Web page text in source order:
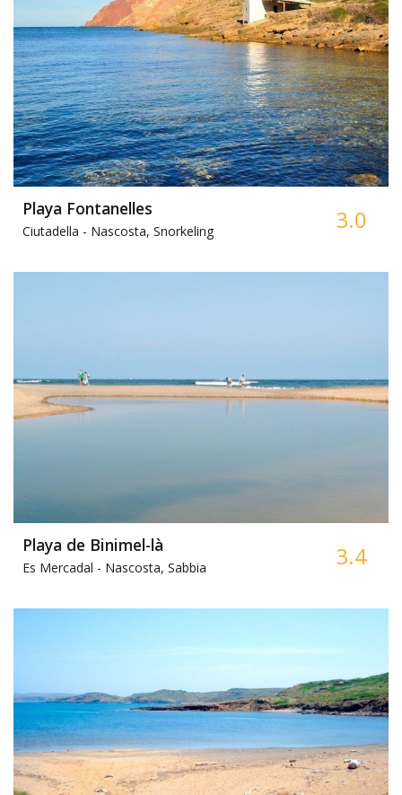
Playa Fontanelles
Ciutadella - Nascosta, Snorkeling 3.0
Playa de Binimel-là
Es Mercadal - Nascosta, Sabbia 3.4